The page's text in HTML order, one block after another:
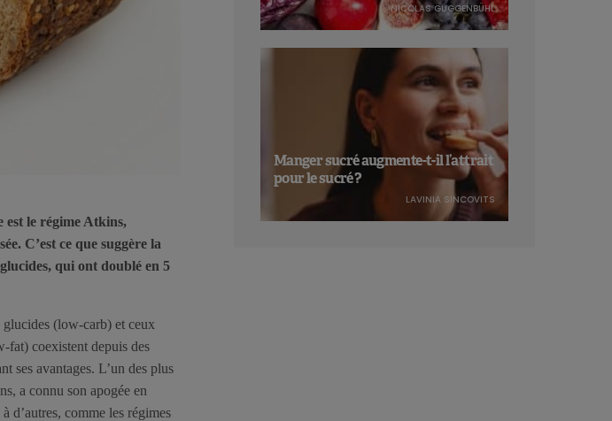
est le régime Atkins,
C’est ce que suggère la
qui ont doublé en 5
glucides (low-carb) et ceux
fat) coexistent depuis des
ses avantages. L’un des plus
a connu son apogée en
d’autres, comme les régimes
NICOLAS GUGGENBÜHL
Manger sucré augmente-t-il l’attrait
pour le sucré ?
LAVINIA SINCOVITS